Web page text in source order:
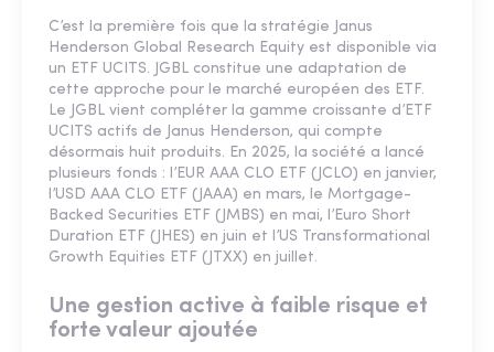
C’est la première fois que la stratégie Janus
Henderson Global Research Equity est disponible via
un ETF UCITS. JGBL constitue une adaptation de
cette approche pour le marché européen des ETF.
Le JGBL vient compléter la gamme croissante d’ETF
UCITS actifs de Janus Henderson, qui compte
désormais huit produits. En 2025, la société a lancé
plusieurs fonds : l’EUR AAA CLO ETF (JCLO) en janvier,
l’USD AAA CLO ETF (JAAA) en mars, le Mortgage-
Backed Securities ETF (JMBS) en mai, l’Euro Short
Duration ETF (JHES) en juin et l’US Transformational
Growth Equities ETF (JTXX) en juillet.
Une gestion active à faible risque et
forte valeur ajoutée